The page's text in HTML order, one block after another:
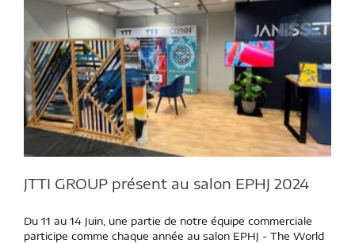
JTTI GROUP présent au salon EPHJ 2024
Du 11 au 14 Juin, une partie de notre équipe commerciale
participe comme chaque année au salon EPHJ - The World